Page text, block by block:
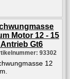
Motor 12 - 15
Gt6
93302
12